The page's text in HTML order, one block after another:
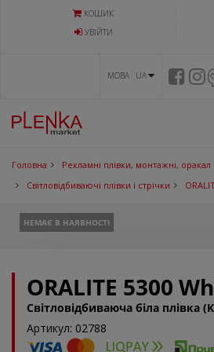
КОШИК
УВIЙТИ
МОВА UA
Головна
Рекламні плівки, монтажні, оракал
Світловідбиваючі плівки і стрічки
НЕМАЄ В НАЯВНОСТІ
ORALITE 5300
Світловідбиваюча біла плівка
Артикул: 02788